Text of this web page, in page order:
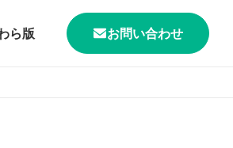
ら版 お問い合わせ